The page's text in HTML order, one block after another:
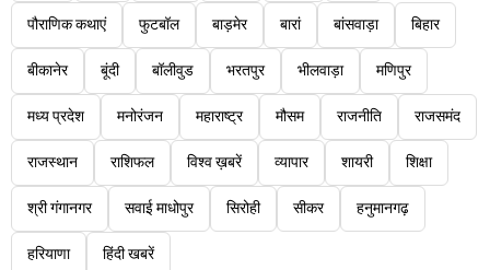
पौराणिक कथाएं फुटबॉल बाड़मेर बारां बांसवाड़ा बिहार
बीकानेर बूंदी बॉलीवुड भरतपुर भीलवाड़ा मणिपुर
मध्य प्रदेश मनोरंजन महाराष्ट्र मौसम राजनीति राजसमंद
राजस्थान राशिफल विश्व ख़बरें व्यापार शायरी शिक्षा
श्री गंगानगर सवाई माधोपुर सिरोही सीकर हनुमानगढ़
हरियाणा हिंदी खबरें